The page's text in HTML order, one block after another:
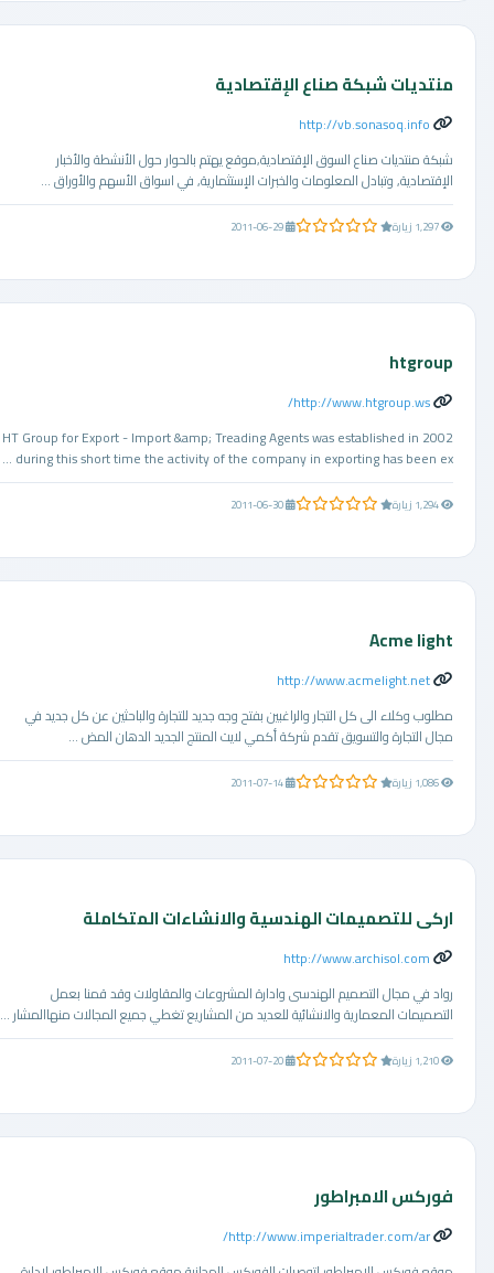
منتديات شبكة صناع الإقتصادية
http://vb.sonasoq.info
شبكة منتديات صناع السوق الإقتصادية,موقع يهتم بالحوار حول الأنشطة والأخبار
الإقتصادية, وتبادل المعلومات والخبرات الإستثمارية, في اسواق الأسهم والأوراق ...
0.0 من 5 نجوم 2011-06-29
htgroup
http://www.htgroup.ws/
HT Group for Export - Import &amp; Treading Agents was established in 2002
during this short time the activity of the company in exporting has been ex ...
0.0 من 5 نجوم 2011-06-30
Acme light
http://www.acmelight.net
مطلوب وكلاء الى كل التجار والراغبين بفتح وجه جديد للتجارة والباحثين عن كل جديد في
مجال التجارة والتسويق تقدم شركة أكمي لايت المنتج الجديد الدهان المض ...
0.0 من 5 نجوم 2011-07-14
اركى للتصميمات الهندسية والانشاءات المتكاملة
http://www.archisol.com
رواد في مجال التصميم الهندسى وادارة المشروعات والمقاولات وقد قمنا بعمل
التصميمات المعمارية والانشائية للعديد من المشاريع تغطي جميع المجالات منهاالمشار ...
0.0 من 5 نجوم 2011-07-20
فوركس الامبراطور
http://www.imperialtrader.com/ar/